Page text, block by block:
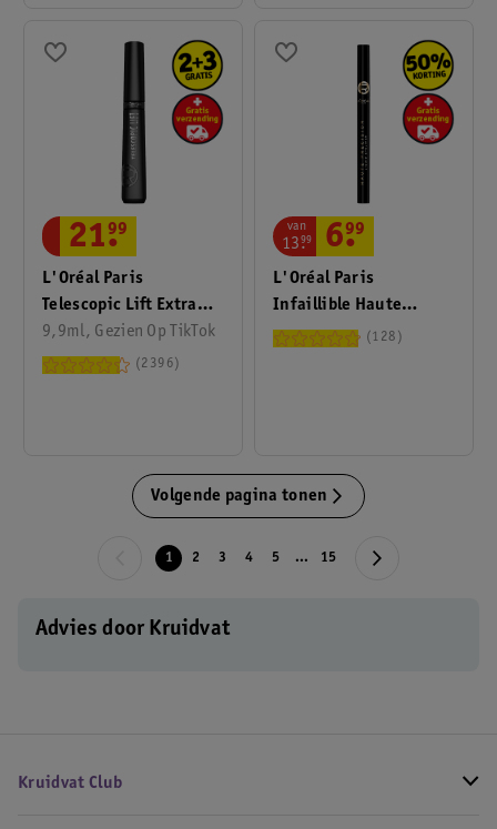
L'Oréal Paris
Telescopic Lift Extra
Black Mascara
9,9ml, Gezien Op TikTok
21.
99
2396
L'Oréal Paris
Infaillible Haute
Precision 10 Noir Silk
van
13.
99 6.
99
128
Volgende pagina tonen
1 2 3 4 5 ... 15
Advies door Kruidvat
Kruidvat Club